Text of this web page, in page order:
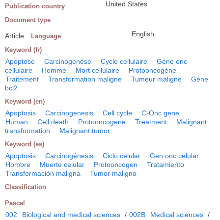
Publication country United States
Document type
Article Language English
Keyword (fr)
Apoptose Carcinogenèse Cycle cellulaire
Gène onc
cellulaire
Homme Mort cellulaire
Protooncogène
Traitement
Transformation maligne Tumeur maligne
Gène
bcl2
Keyword (en)
Apoptosis Carcinogenesis Cell cycle
C-Onc gene
Human
Cell death Protooncogene Treatment
Malignant
transformation
Malignant tumor
Keyword (es)
Apoptosis Carcinogénesis Ciclo celular
Gen onc celular
Hombre
Muerte celular Protooncogen
Tratamiento
Transformación maligna
Tumor maligno
Classification
Pascal
002 Biological and medical sciences / 002B Medical sciences /